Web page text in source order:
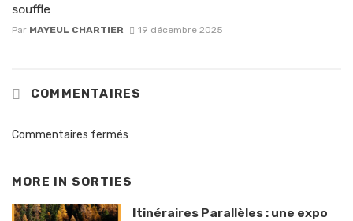
souffle
Par MAYEUL CHARTIER 19 décembre 2025
COMMENTAIRES
Commentaires fermés
MORE IN SORTIES
Itinéraires Parallèles : une expo